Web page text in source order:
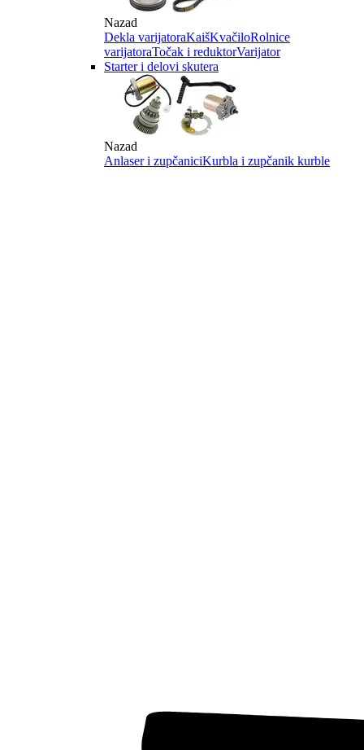
Nazad
Dekla varijatoraKaišKvačiloRolnice
varijatoraTočak i reduktorVarijator
Starter i delovi skutera
Nazad
Anlaser i zupčaniciKurbla i zupčanik kurble